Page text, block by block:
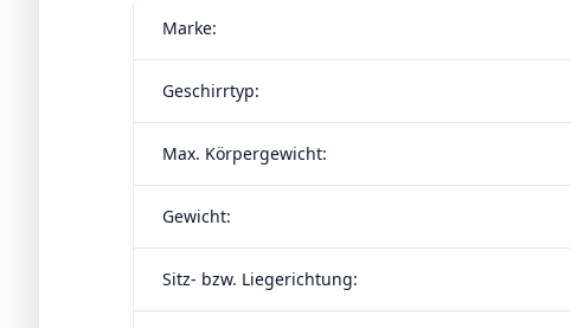
Marke:
Geschirrtyp:
Max. Körpergewicht:
Gewicht:
Sitz- bzw. Liegerichtung: